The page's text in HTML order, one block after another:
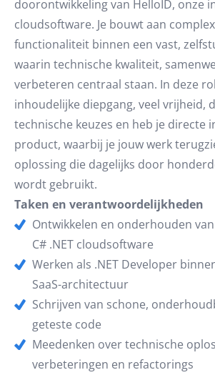
doorontwikkeling van HelloID, onze
cloudsoftware. Je bouwt aan
functionaliteit binnen een vast,
waarin technische kwaliteit,
verbeteren centraal staan. In deze
inhoudelijke diepgang, veel vrijheid,
technische keuzes en heb je directe
product, waarbij je jouw werk
oplossing die dagelijks door
wordt gebruikt.
Taken en verantwoordelijkheden
Ontwikkelen en onderhouden
C# .NET cloudsoftware
Werken als .NET Developer
SaaS-architectuur
Schrijven van schone,
geteste code
Meedenken over technische
verbeteringen en refactorings